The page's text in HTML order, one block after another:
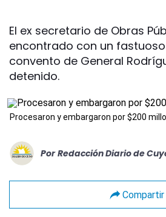
El ex secretario de Obras
encontrado con un
convento de General
detenido.
Procesaron y embargaron por $200
Por Redacción Diario de
Compartir